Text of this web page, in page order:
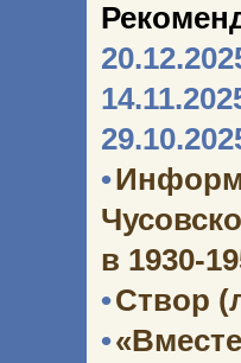
•
в 1930-
•Створ
•